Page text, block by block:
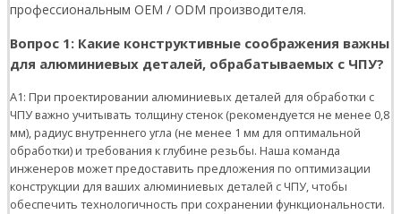
профессиональным OEM / ODM производителя.
Вопрос 1: Какие конструктивные соображения важны
для алюминиевых деталей, обрабатываемых с ЧПУ?
A1: При проектировании алюминиевых деталей для обработки с
ЧПУ важно учитывать толщину стенок (рекомендуется не менее 0,8
мм), радиус внутреннего угла (не менее 1 мм для оптимальной
обработки) и требования к глубине резьбы. Наша команда
инженеров может предоставить предложения по оптимизации
конструкции для ваших алюминиевых деталей с ЧПУ, чтобы
обеспечить технологичность при сохранении функциональности.